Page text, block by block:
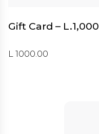
Gift Card – L.1,000
L 1000.00